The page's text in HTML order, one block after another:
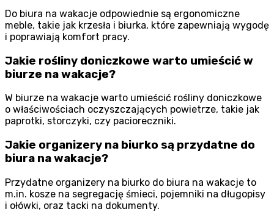
Do biura na wakacje odpowiednie są ergonomiczne
meble, takie jak krzesła i biurka, które zapewniają wygodę
i poprawiają komfort pracy.
Jakie rośliny doniczkowe warto umieścić w
biurze na wakacje?
W biurze na wakacje warto umieścić rośliny doniczkowe
o właściwościach oczyszczających powietrze, takie jak
paprotki, storczyki, czy pacioreczniki.
Jakie organizery na biurko są przydatne do
biura na wakacje?
Przydatne organizery na biurko do biura na wakacje to
m.in. kosze na segregację śmieci, pojemniki na długopisy
i ołówki, oraz tacki na dokumenty.